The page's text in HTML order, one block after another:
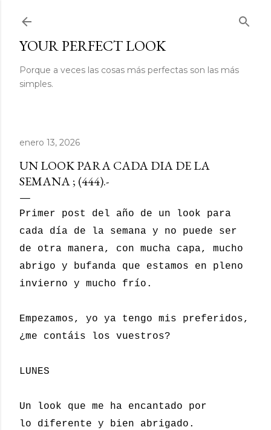
YOUR PERFECT LOOK
Porque a veces las cosas más perfectas son las más
simples.
enero 13, 2026
UN LOOK PARA CADA DIA DE LA
SEMANA ; (444).-
Primer post del año de un look para
cada día de la semana y no puede ser
de otra manera, con mucha capa, mucho
abrigo y bufanda que estamos en pleno
invierno y mucho frío.
Empezamos, yo ya tengo mis preferidos,
¿me contáis los vuestros?
LUNES
Un look que me ha encantado por
lo diferente y bien abrigado.